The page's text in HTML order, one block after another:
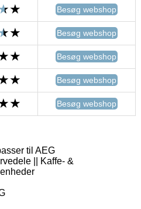
Besøg webshop
Besøg webshop
Besøg webshop
Besøg webshop
Besøg webshop
til AEG
|| Kaffe- &